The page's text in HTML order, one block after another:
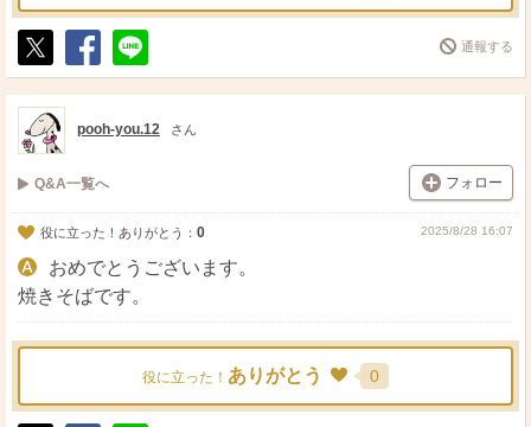
ポ
ス
ト
シ
ェ
送
る
通報する
pooh-you.12 さん
Q&A一覧へ フォロー
役に立った！ありがとう： 0 2025/8/28 16:07
おめでとうございます。
焼きそばです。
役に立った！ ありがとう 0